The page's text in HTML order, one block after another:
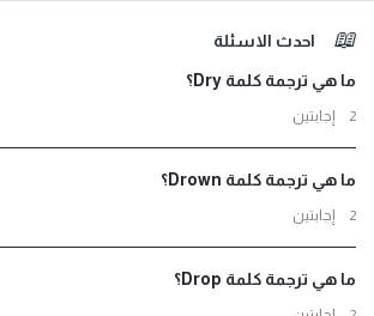
احدث الاسئلة
ما هي ترجمة كلمة Dry؟
‫2 إجابتين
ما هي ترجمة كلمة Drown؟
‫2 إجابتين
ما هي ترجمة كلمة Drop؟